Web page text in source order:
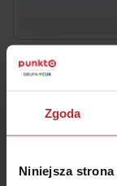
Zgoda
Niniejsza